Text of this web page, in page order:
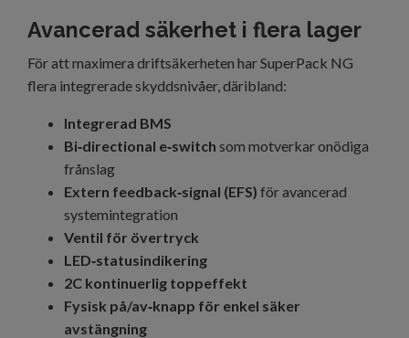
Avancerad säkerhet i flera lager
För att maximera driftsäkerheten har SuperPack NG
flera integrerade skyddsnivåer, däribland:
Integrerad BMS
Bi‑directional e‑switch som motverkar onödiga
frånslag
Extern feedback‑signal (EFS) för avancerad
systemintegration
Ventil för övertryck
LED‑statusindikering
2C kontinuerlig toppeffekt
Fysisk på/av‑knapp för enkel säker
avstängning